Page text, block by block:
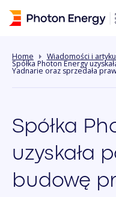
Home Wiadomości i
Spółka Photon Energy
Yadnarie oraz sprzedała
Spółka
uzyskała
budowę